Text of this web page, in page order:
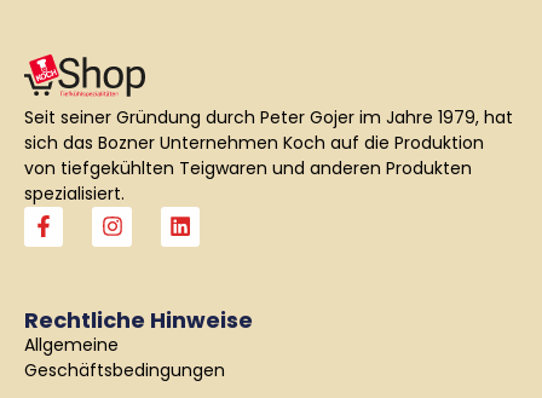
Seit seiner Gründung durch Peter Gojer im Jahre 1979, hat
sich das Bozner Unternehmen Koch auf die Produktion
von tiefgekühlten Teigwaren und anderen Produkten
spezialisiert.
F
a
o
o
k
I
n
g
r
a
L
i
d
n
Rechtliche Hinweise
Allgemeine
Geschäftsbedingungen